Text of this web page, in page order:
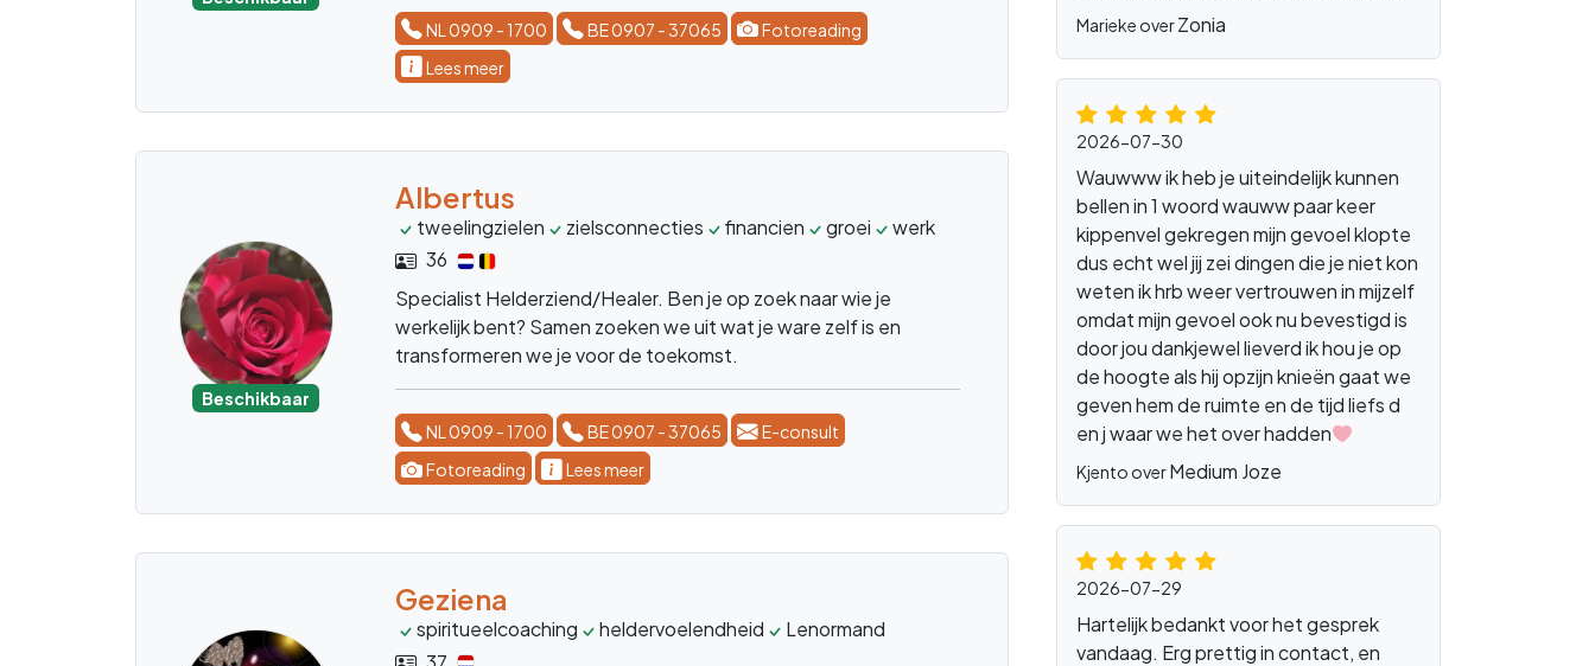
NL 0909 - 1700 BE 0907 - 37065 Lees meer
Beschikbaar
Salina
Medium Empathisch
Heldervoelen en Helderweten. Leg de Lenormandkaarten voor
je uit en al je vragen zijn welkom.
NL 0909 - 1700 BE 0907 - 37065
Fotoreading
Lees meer
Medium Erika
counselor zielsmissie
systeemopstellingen
52
Marieke overZonia
2026-07-30
Wauwww ik heb je uiteindelijk kunnen
bellen in 1 woord wauww paar keer
kippenvel gekregen mijn gevoel klopte
dus echt wel jij zei dingen die je niet kon
weten ik hrb weer vertrouwen in mijzelf
omdat mijn gevoel ook nu bevestigd is
door jou dankjewel lieverd ik hou je op
de hoogte als hij opzijn knieën gaat we
geven hem de ruimte en de tijd liefs d
en j waar we het over hadden
Kjento overMedium Joze
2026-07-29
Hartelijk bedankt voor het gesprek
vandaag. Erg prettig in contact, en